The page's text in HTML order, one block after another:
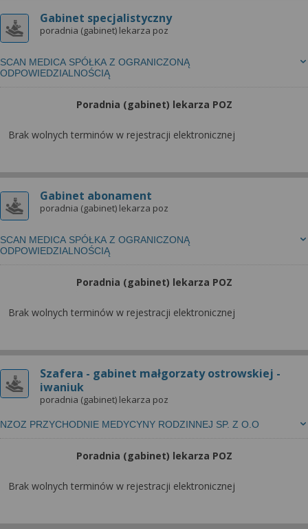
Gabinet specjalistyczny
poradnia (gabinet) lekarza poz
SCAN MEDICA SPÓŁKA Z OGRANICZONĄ
ODPOWIEDZIALNOŚCIĄ
Poradnia (gabinet) lekarza POZ
Brak wolnych terminów w rejestracji elektronicznej
Gabinet abonament
poradnia (gabinet) lekarza poz
SCAN MEDICA SPÓŁKA Z OGRANICZONĄ
ODPOWIEDZIALNOŚCIĄ
Poradnia (gabinet) lekarza POZ
Brak wolnych terminów w rejestracji elektronicznej
Szafera - gabinet małgorzaty ostrowskiej -
iwaniuk
poradnia (gabinet) lekarza poz
NZOZ PRZYCHODNIE MEDYCYNY RODZINNEJ SP. Z O.O
Poradnia (gabinet) lekarza POZ
Brak wolnych terminów w rejestracji elektronicznej
możesz też wycofać zgodę na przetwarzanie Twoich
danych tylko w niektórych celach. Jeżeli chcesz
konfigurację szczegółową, to możesz tego dokonać
za pomocą „Ustawień zaawansowanych”.
Więcej informacji na temat wykorzystywania
znajdziesz w Regulaminie Serwisu.